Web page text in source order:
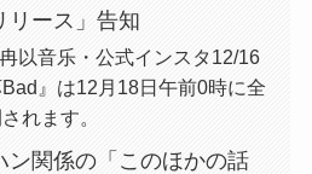
リース」告知
以音乐・公式インスタ12/16
』は12月18日午前0時に全
れます。
ン関係の「このほかの話